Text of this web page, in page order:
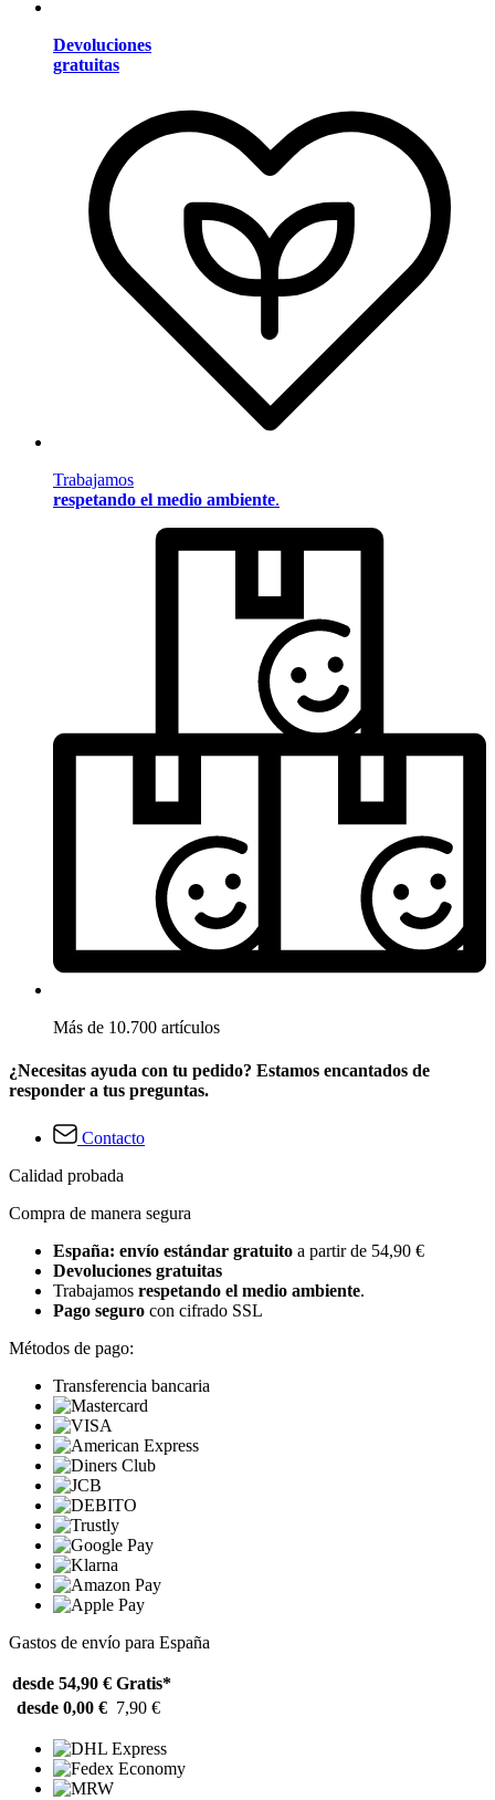
Devoluciones
gratuitas
Trabajamos
respetando el medio ambiente.
Más de 10.700 artículos
¿Necesitas ayuda con tu pedido? Estamos encantados de
responder a tus preguntas.
Contacto
Calidad probada
Compra de manera segura
España: envío estándar gratuito a partir de 54,90 €
Devoluciones gratuitas
Trabajamos respetando el medio ambiente.
Pago seguro con cifrado SSL
Métodos de pago:
Transferencia bancaria
Gastos de envío para España
desde 54,90 € Gratis*
desde 0,00 € 7,90 €